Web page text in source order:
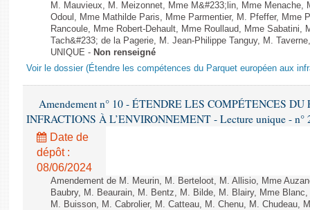
M. Mauvieux, M. Meizonnet, Mme M&#233;lin, Mme Menache,
Odoul, Mme Mathilde Paris, Mme Parmentier, M. Pfeffer, Mme
Rancoule, Mme Robert-Dehault, Mme Roullaud, Mme
Tach&#233; de la Pagerie, M. Jean-Philippe Tanguy, M.
UNIQUE - Non renseigné
Voir le dossier (Étendre les compétences du Parquet européen aux
Amendement n° 10 - ÉTENDRE LES COMPÉTENCES
INFRACTIONS À L’ENVIRONNEMENT - Lecture unique - n°
Date de
dépôt :
08/06/2024
Amendement de M. Meurin, M. Berteloot, M. Allisio, Mme
Baubry, M. Beaurain, M. Bentz, M. Bilde, M. Blairy, Mme
M. Buisson, M. Cabrolier, M. Catteau, M. Chenu, M. Chudeau,